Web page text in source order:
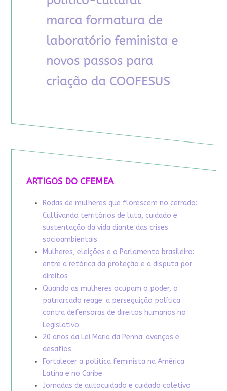
ARTIGOS DO CFEMEA
Rodas de mulheres que florescem no cerrado:
Cultivando territórios de luta, cuidado e
sustentação da vida diante das crises
socioambientais
Mulheres, eleições e o Parlamento brasileiro:
entre a retórica da proteção e a disputa por
direitos
Quando as mulheres ocupam o poder, o
patriarcado reage: a perseguição política
contra defensoras de direitos humanos no
Legislativo
20 anos da Lei Maria da Penha: avanços e
desafios
Fortalecer a política feminista na América
Latina e no Caribe
Jornadas de autocuidado e cuidado coletivo